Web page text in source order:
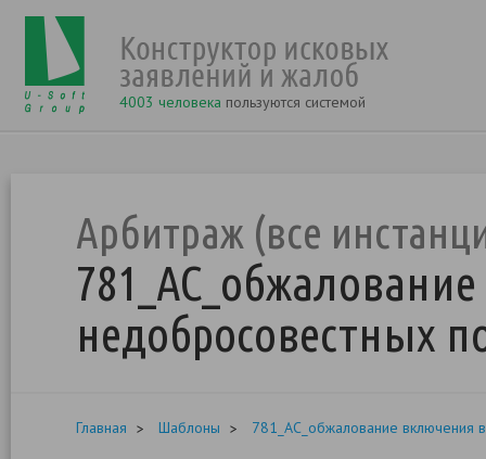
4003 человека пользуются системой
Арбитраж (все
недобросовестных
Главная Шаблоны 781_АС_обжалование включения